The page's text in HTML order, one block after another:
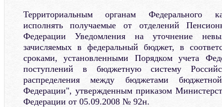
Территориальным органам Федерального
исполнять получаемые от отделений
Федерации Уведомления на уточнение
зачисляемых в федеральный бюджет, в
сроками, установленными Порядком учета
поступлений в бюджетную систему
распределения между бюджетами
Федерации", утвержденным приказом
Федерации от 05.09.2008 № 92н.